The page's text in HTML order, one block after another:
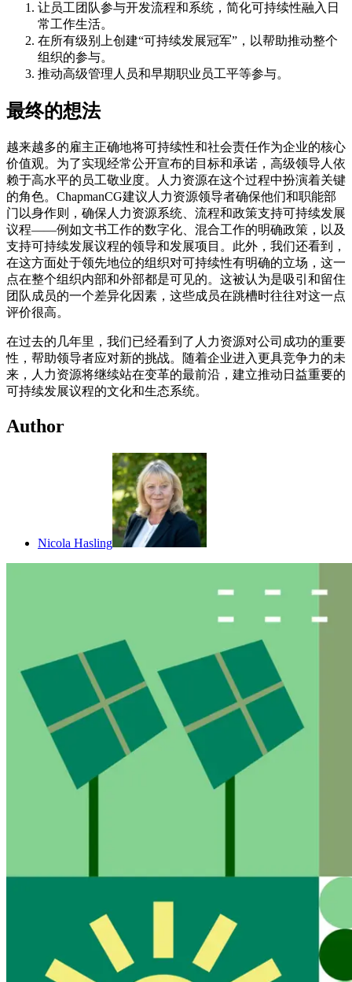
让员工团队参与开发流程和系统，简化可持续性融入日
常工作生活。
在所有级别上创建“可持续发展冠军”，以帮助推动整个
组织的参与。
推动高级管理人员和早期职业员工平等参与。
最终的想法
越来越多的雇主正确地将可持续性和社会责任作为企业的核心
价值观。为了实现经常公开宣布的目标和承诺，高级领导人依
赖于高水平的员工敬业度。人力资源在这个过程中扮演着关键
的角色。ChapmanCG建议人力资源领导者确保他们和职能部
门以身作则，确保人力资源系统、流程和政策支持可持续发展
议程——例如文书工作的数字化、混合工作的明确政策，以及
支持可持续发展议程的领导和发展项目。此外，我们还看到，
在这方面处于领先地位的组织对可持续性有明确的立场，这一
点在整个组织内部和外部都是可见的。这被认为是吸引和留住
团队成员的一个差异化因素，这些成员在跳槽时往往对这一点
评价很高。
在过去的几年里，我们已经看到了人力资源对公司成功的重要
性，帮助领导者应对新的挑战。随着企业进入更具竞争力的未
来，人力资源将继续站在变革的最前沿，建立推动日益重要的
可持续发展议程的文化和生态系统。
Author
Nicola Hasling